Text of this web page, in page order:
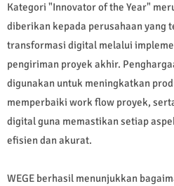
Kategori "Innovator of the Year"
diberikan kepada perusahaan yang
transformasi digital melalui
pengiriman proyek akhir.
digunakan untuk meningkatkan
memperbaiki work flow proyek,
digital guna memastikan setiap
efisien dan akurat.
WEGE berhasil menunjukkan